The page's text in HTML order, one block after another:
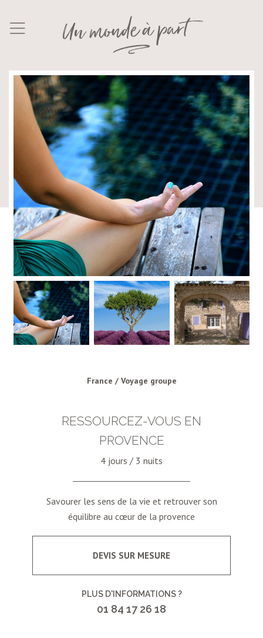
France / Voyage groupe
RESSOURCEZ-VOUS EN
PROVENCE
4 jours / 3 nuits
Savourer les sens de la vie et retrouver son
équilibre au cœur de la provence
DEVIS SUR MESURE
PLUS D'INFORMATIONS ?
01 84 17 26 18